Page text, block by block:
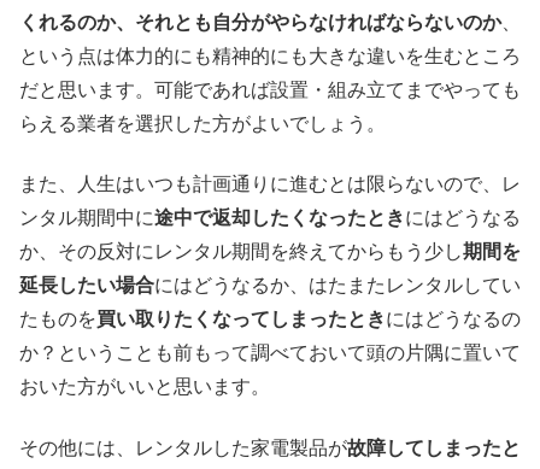
くれるのか、それとも自分がやらなければならないのか、
という点は体力的にも精神的にも大きな違いを生むところ
だと思います。可能であれば設置・組み立てまでやっても
らえる業者を選択した方がよいでしょう。
また、人生はいつも計画通りに進むとは限らないので、レ
ンタル期間中に途中で返却したくなったときにはどうなる
か、その反対にレンタル期間を終えてからもう少し期間を
延長したい場合にはどうなるか、はたまたレンタルしてい
たものを買い取りたくなってしまったときにはどうなるの
か？ということも前もって調べておいて頭の片隅に置いて
おいた方がいいと思います。
その他には、レンタルした家電製品が故障してしまったと